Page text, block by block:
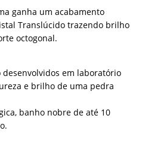
ganha um acabamento
Translúcido trazendo brilho
octogonal.
em laboratório
e brilho de uma pedra
banho nobre de até 10